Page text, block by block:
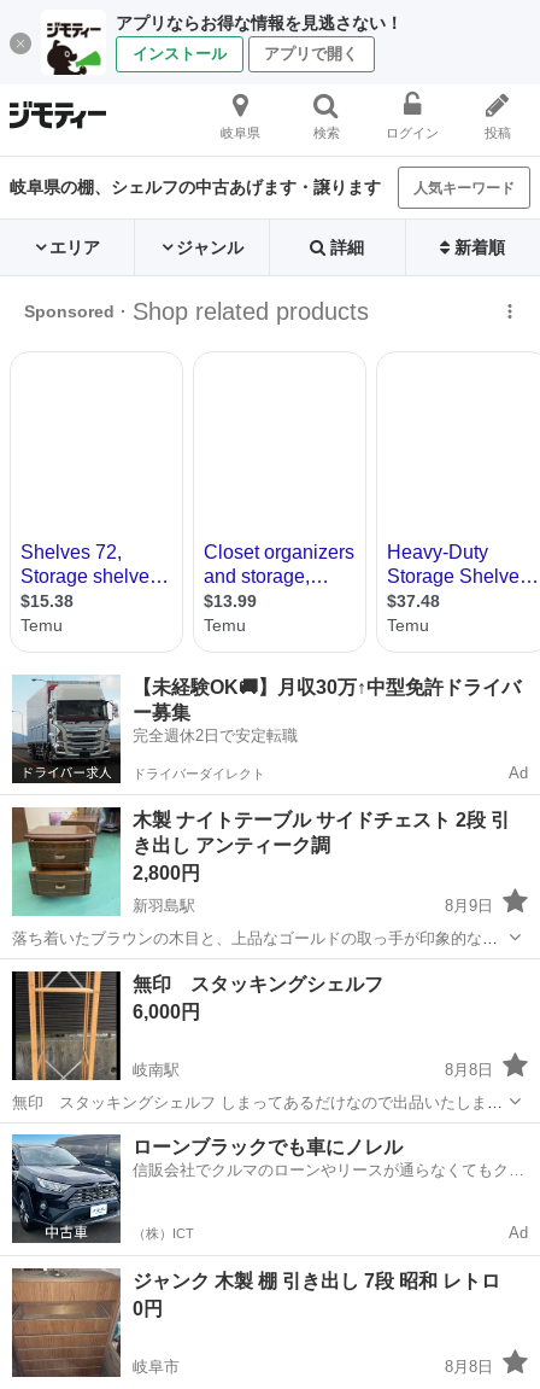
アプリならお得な情報を見逃さない！
インストール アプリで開く
岐阜県 検索 ログイン 投稿
岐阜県の棚、シェルフの中古あげます・譲ります 人気キーワード
エリア ジャンル 詳細 新着順
【未経験OK🚚】月収30万↑中型免許ドライバ
ー募集
完全週休2日で安定転職
ドライバーダイレクト Ad
木製 ナイトテーブル サイドチェスト 2段 引
き出し アンティーク調
2,800円
新羽島駅
8月9日
落ち着いたブラウンの木目と、上品なゴールドの取っ手が印象的な木
製ナイトテーブル（ミニチェスト）です。 和室にも洋室にも馴染む、
クラシカルで高級感のあるデザインが特徴です。 ベッドサイドの読書
灯や小物を置くナイトテーブルとし...
岐阜 羽島市 新羽島駅 収納家具
無印 スタッキングシェルフ
6,000円
岐南駅
8月8日
無印 スタッキングシェルフ しまってあるだけなので出品いたしま
す。 傷汚れば多少ありますが、そこまで使ってないので状態は綺麗な
方かと思います。 神経質な方はご遠慮ください。 幅58×奥行39.5×高
さ175cm
岐阜 羽島郡 岐南駅 収納家具
ローンブラックでも車にノレル
信販会社でクルマのローンやリースが通らなくてもクル
（株）ICT Ad
ジャンク 木製 棚 引き出し 7段 昭和 レトロ
0円
岐阜市
8月8日